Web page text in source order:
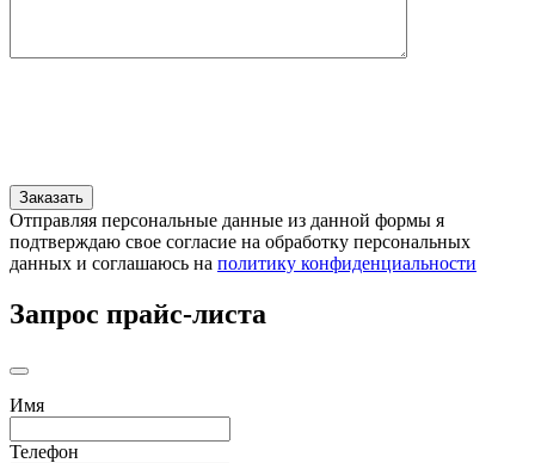
Отправляя персональные данные из данной формы я
подтверждаю свое согласие на обработку персональных
данных и соглашаюсь на политику конфиденциальности
Запрос прайс-листа
Имя
Телефон